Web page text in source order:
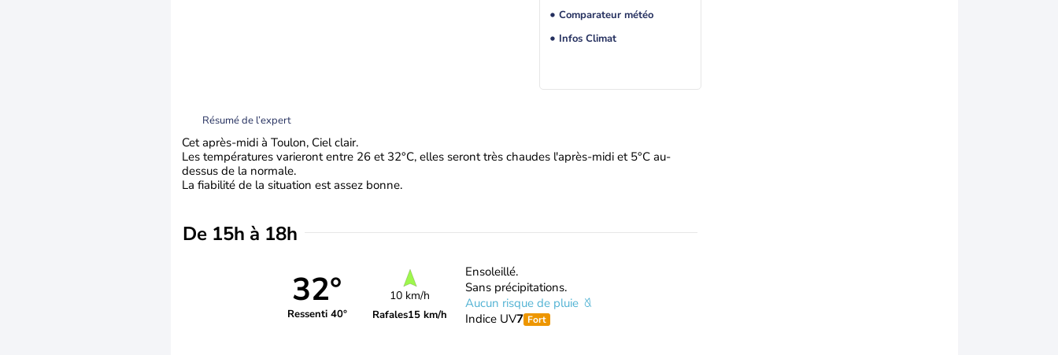
Comparateur météo
Infos Climat
Résumé de l’expert
Cet après-midi à Toulon, Ciel clair.
Les températures varieront entre 26 et 32°C, elles seront très chaudes l'après-midi et 5°C au-
dessus de la normale.
La fiabilité de la situation est assez bonne.
De 15h à 18h
32°
Ressenti 40°
10 km/h
Rafales15 km/h
Ensoleillé.
Sans précipitations.
Aucun risque de pluie
Indice UV7 Fort